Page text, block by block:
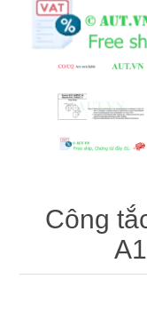
Máy tính công
Động cơ servo 2
Động cơ bước 2
Quạt thông gió
Chưa Phân Loại
Phụ Kiện Schneider
Công